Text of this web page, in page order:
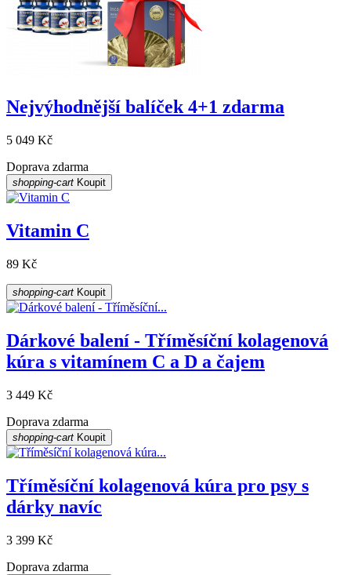
Nejvýhodnější balíček 4+1 zdarma
5 049 Kč
Doprava zdarma
shopping-cart Koupit
Vitamin C
89 Kč
shopping-cart Koupit
Dárkové balení - Tříměsíční kolagenová
kúra s vitamínem C a D a čajem
3 449 Kč
Doprava zdarma
shopping-cart Koupit
Tříměsíční kolagenová kúra pro psy s
dárky navíc
3 399 Kč
Doprava zdarma